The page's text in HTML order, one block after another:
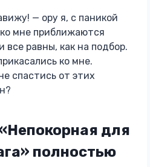
— ору я, с паникой
мне приближаются
равны, как на подбор.
ко мне.
спастись от этих
для
полностью